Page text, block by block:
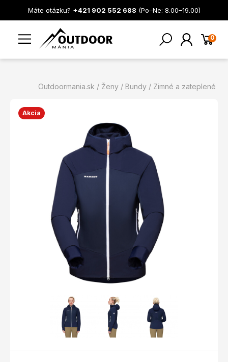
Máte otázku? +421 902 552 688 (Po–Ne: 8.00–19.00)
0
Outdoormania.sk Ženy Bundy Zimné a zateplené
Akcia